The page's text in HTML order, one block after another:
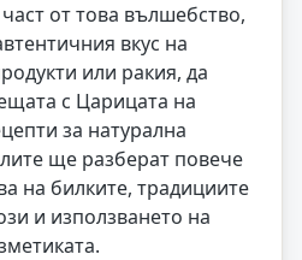
от това вълшебство,
вкус на
или ракия, да
с Царицата на
за натурална
ще разберат повече
на билките, традициите
и използването на